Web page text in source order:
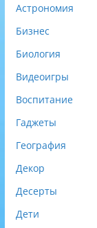
Астрономия
Бизнес
Биология
Видеоигры
Воспитание
Гаджеты
География
Декор
Десерты
Дети